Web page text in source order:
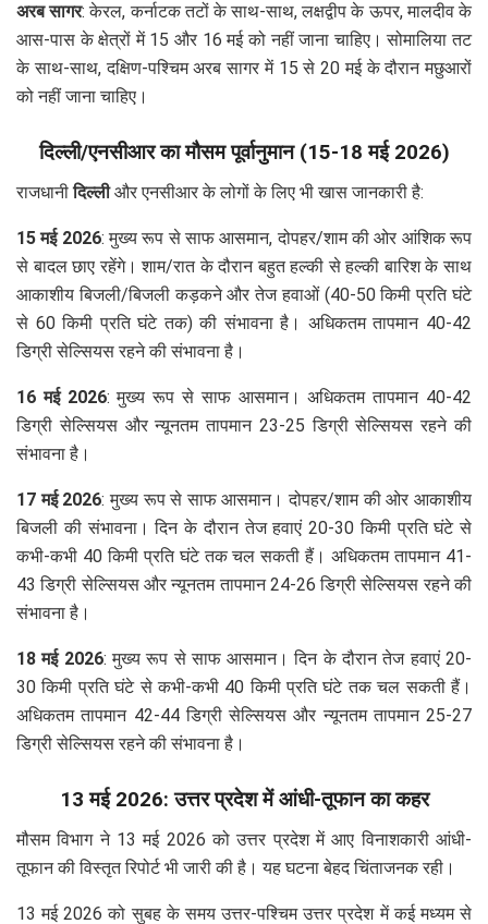
अरब सागर: केरल, कर्नाटक तटों के साथ-साथ, लक्षद्वीप के ऊपर, मालदीव के
आस-पास के क्षेत्रों में 15 और 16 मई को नहीं जाना चाहिए। सोमालिया तट
के साथ-साथ, दक्षिण-पश्चिम अरब सागर में 15 से 20 मई के दौरान मछुआरों
को नहीं जाना चाहिए।
दिल्ली/एनसीआर का मौसम पूर्वानुमान (15-18 मई 2026)
राजधानीदिल्लीऔर एनसीआर के लोगों के लिए भी खास जानकारी है:
15 मई 2026: मुख्य रूप से साफ आसमान, दोपहर/शाम की ओर आंशिक रूप
से बादल छाए रहेंगे। शाम/रात के दौरान बहुत हल्की से हल्की बारिश के साथ
आकाशीय बिजली/बिजली कड़कने और तेज हवाओं (40-50 किमी प्रति घंटे
से 60 किमी प्रति घंटे तक) की संभावना है। अधिकतम तापमान 40-42
डिग्री सेल्सियस रहने की संभावना है।
16 मई 2026: मुख्य रूप से साफ आसमान। अधिकतम तापमान 40-42
डिग्री सेल्सियस और न्यूनतम तापमान 23-25 डिग्री सेल्सियस रहने की
संभावना है।
17 मई 2026: मुख्य रूप से साफ आसमान। दोपहर/शाम की ओर आकाशीय
बिजली की संभावना। दिन के दौरान तेज हवाएं 20-30 किमी प्रति घंटे से
कभी-कभी 40 किमी प्रति घंटे तक चल सकती हैं। अधिकतम तापमान 41-
43 डिग्री सेल्सियस और न्यूनतम तापमान 24-26 डिग्री सेल्सियस रहने की
संभावना है।
18 मई 2026: मुख्य रूप से साफ आसमान। दिन के दौरान तेज हवाएं 20-
30 किमी प्रति घंटे से कभी-कभी 40 किमी प्रति घंटे तक चल सकती हैं।
अधिकतम तापमान 42-44 डिग्री सेल्सियस और न्यूनतम तापमान 25-27
डिग्री सेल्सियस रहने की संभावना है।
13 मई 2026: उत्तर प्रदेश में आंधी-तूफान का कहर
मौसम विभाग ने 13 मई 2026 को उत्तर प्रदेश में आए विनाशकारी आंधी-
तूफान की विस्तृत रिपोर्ट भी जारी की है। यह घटना बेहद चिंताजनक रही।
13 मई 2026 को सुबह के समय उत्तर-पश्चिम उत्तर प्रदेश में कई मध्यम से